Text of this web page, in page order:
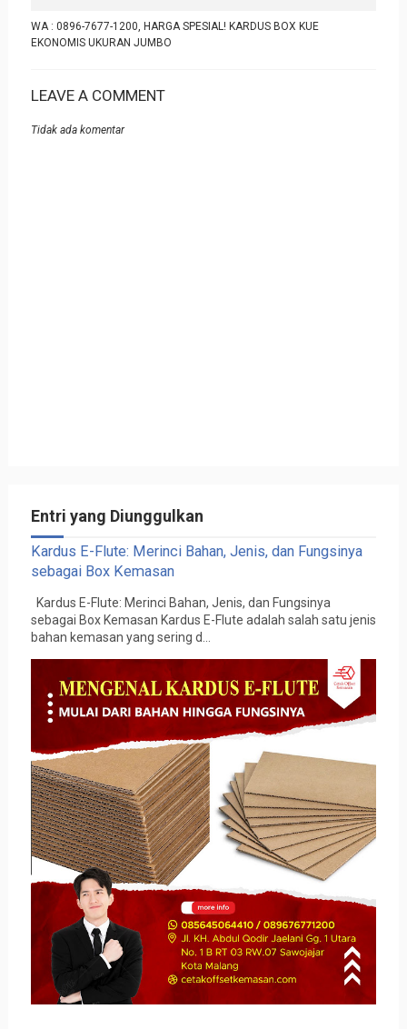
WA : 0896-7677-1200, HARGA SPESIAL! KARDUS BOX KUE
EKONOMIS UKURAN JUMBO
LEAVE A COMMENT
Tidak ada komentar
Entri yang Diunggulkan
Kardus E-Flute: Merinci Bahan, Jenis, dan Fungsinya
sebagai Box Kemasan
Kardus E-Flute: Merinci Bahan, Jenis, dan Fungsinya
sebagai Box Kemasan Kardus E-Flute adalah salah satu jenis
bahan kemasan yang sering d...